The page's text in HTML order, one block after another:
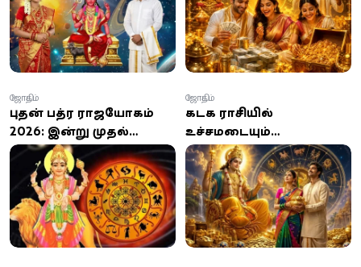
வெற்றிகள் குவியும்!
அதிர்ஷ்டம் பெற்ற 3
ராசிகள்!
புதன் பத்ர ராஜயோகம்
2026: இன்று முதல்
அதிர்ஷ்டம் பெறும் 3
ராசிகள் இவைதான்...
உங்க ராசி இதுல
இருக்கா?
ஜோதிடம்
கடக ராசியில்
உச்சமடையும்
குருபகவான்... கோடி
நன்மைகளை
பெறப்போகும் 3 ராசிகள் -
உங்க ராசி என்ன?
ஜோதிடம்